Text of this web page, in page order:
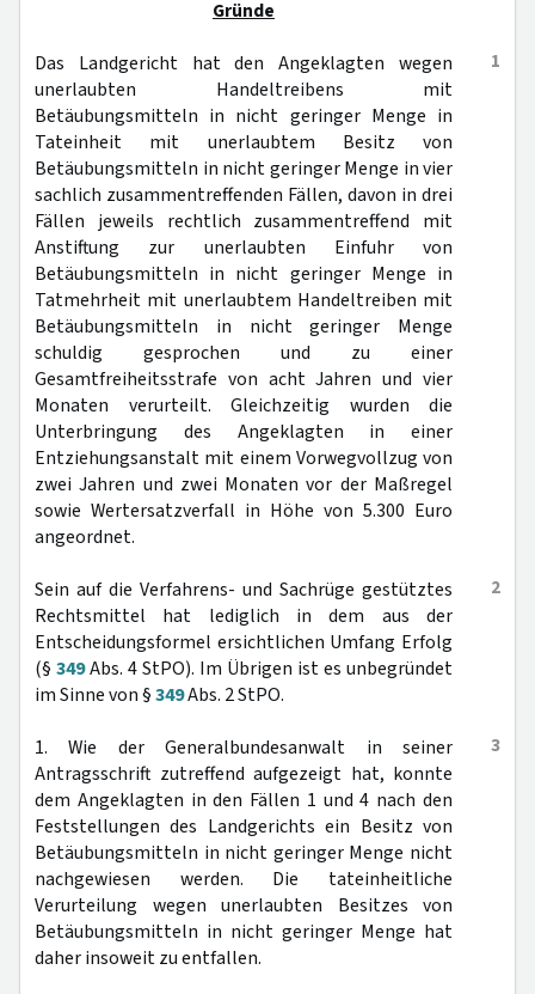
Gründe
1
Das Landgericht hat den Angeklagten wegen
unerlaubten Handeltreibens mit
Betäubungsmitteln in nicht geringer Menge in
Tateinheit mit unerlaubtem Besitz von
Betäubungsmitteln in nicht geringer Menge in vier
sachlich zusammentreffenden Fällen, davon in drei
Fällen jeweils rechtlich zusammentreffend mit
Anstiftung zur unerlaubten Einfuhr von
Betäubungsmitteln in nicht geringer Menge in
Tatmehrheit mit unerlaubtem Handeltreiben mit
Betäubungsmitteln in nicht geringer Menge
schuldig gesprochen und zu einer
Gesamtfreiheitsstrafe von acht Jahren und vier
Monaten verurteilt. Gleichzeitig wurden die
Unterbringung des Angeklagten in einer
Entziehungsanstalt mit einem Vorwegvollzug von
zwei Jahren und zwei Monaten vor der Maßregel
sowie Wertersatzverfall in Höhe von 5.300 Euro
angeordnet.
2
Sein auf die Verfahrens- und Sachrüge gestütztes
Rechtsmittel hat lediglich in dem aus der
Entscheidungsformel ersichtlichen Umfang Erfolg
(§ 349Abs. 4 StPO). Im Übrigen ist es unbegründet
im Sinne von §349Abs. 2 StPO.
3
1. Wie der Generalbundesanwalt in seiner
Antragsschrift zutreffend aufgezeigt hat, konnte
dem Angeklagten in den Fällen 1 und 4 nach den
Feststellungen des Landgerichts ein Besitz von
Betäubungsmitteln in nicht geringer Menge nicht
nachgewiesen werden. Die tateinheitliche
Verurteilung wegen unerlaubten Besitzes von
Betäubungsmitteln in nicht geringer Menge hat
daher insoweit zu entfallen.